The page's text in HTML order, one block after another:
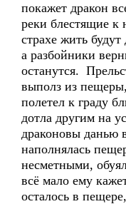
покажет дракон
реки блестящие
страхе жить будут
а разбойники
останутся.
выполз из
полетел к граду
дотла другим на
драконовы данью
наполнялась
несметными,
всё мало ему
осталось в